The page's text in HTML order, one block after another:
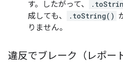
す。したがって、
成しても、
.toString()
りません。
違反でブレーク（レポー